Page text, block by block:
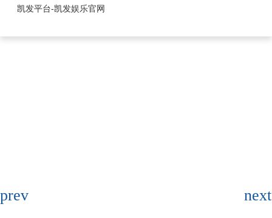
fpc连接器-凯发平台
凯发平台-凯发娱乐官网